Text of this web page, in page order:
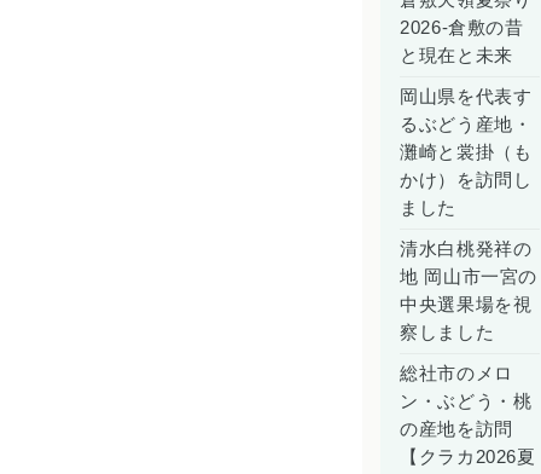
2026-倉敷の昔
と現在と未来
岡山県を代表す
るぶどう産地・
灘崎と裳掛（も
かけ）を訪問し
ました
清水白桃発祥の
地 岡山市一宮の
中央選果場を視
察しました
総社市のメロ
ン・ぶどう・桃
の産地を訪問
【クラカ2026夏